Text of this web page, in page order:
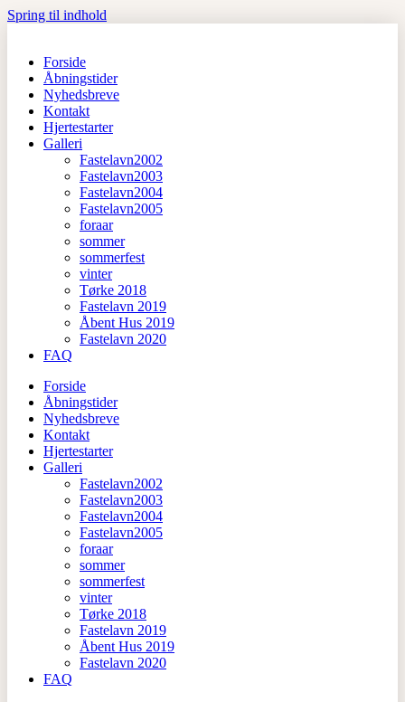
Spring til indhold
Forside
Åbningstider
Nyhedsbreve
Kontakt
Hjertestarter
Galleri
Fastelavn2002
Fastelavn2003
Fastelavn2004
Fastelavn2005
foraar
sommer
sommerfest
vinter
Tørke 2018
Fastelavn 2019
Åbent Hus 2019
Fastelavn 2020
FAQ
Forside
Åbningstider
Nyhedsbreve
Kontakt
Hjertestarter
Galleri
Fastelavn2002
Fastelavn2003
Fastelavn2004
Fastelavn2005
foraar
sommer
sommerfest
vinter
Tørke 2018
Fastelavn 2019
Åbent Hus 2019
Fastelavn 2020
FAQ